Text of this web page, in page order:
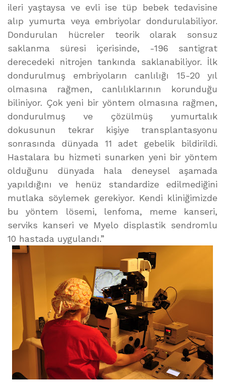
ileri yaştaysa ve evli ise tüp bebek tedavisine
alıp yumurta veya embriyolar dondurulabiliyor.
Dondurulan hücreler teorik olarak sonsuz
saklanma süresi içerisinde, -196 santigrat
derecedeki nitrojen tankında saklanabiliyor. İlk
dondurulmuş embriyoların canlılığı 15-20 yıl
olmasına rağmen, canlılıklarının korunduğu
biliniyor. Çok yeni bir yöntem olmasına rağmen,
dondurulmuş ve çözülmüş yumurtalık
dokusunun tekrar kişiye transplantasyonu
sonrasında dünyada 11 adet gebelik bildirildi.
Hastalara bu hizmeti sunarken yeni bir yöntem
olduğunu dünyada hala deneysel aşamada
yapıldığını ve henüz standardize edilmediğini
mutlaka söylemek gerekiyor. Kendi kliniğimizde
bu yöntem lösemi, lenfoma, meme kanseri,
serviks kanseri ve Myelo displastik sendromlu
10 hastada uygulandı.”